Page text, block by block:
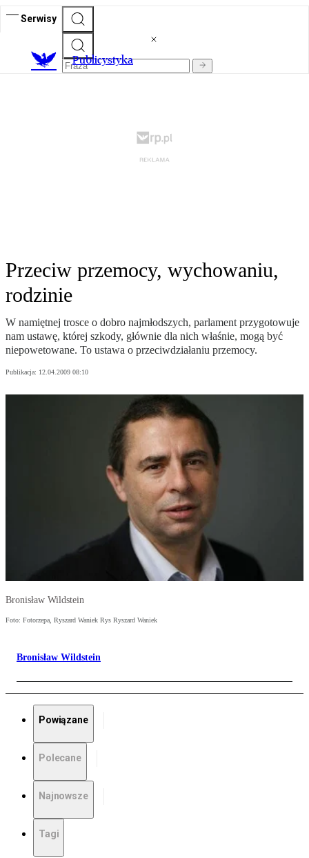
Serwisy
Publicystyka
Przeciw przemocy, wychowaniu,
rodzinie
W namiętnej trosce o dobro najmłodszych, parlament przygotowuje
nam ustawę, której szkody, głównie dla nich właśnie, mogą być
niepowetowane. To ustawa o przeciwdziałaniu przemocy.
Publikacja: 12.04.2009 08:10
Bronisław Wildstein
Foto: Fotorzepa, Ryszard Waniek Rys Ryszard Waniek
Bronisław Wildstein
Powiązane
Polecane
Najnowsze
Tagi